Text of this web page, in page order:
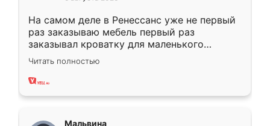
На самом деле в Ренессанс уже не первый
раз заказываю мебель первый раз
заказывал кроватку для маленького
ребёнка при его рождении ,во второй раз
заказал шкаф-купе. По качеству очень
хорошее сборка достаточно быстрая,
Читать полностью
Мальвина